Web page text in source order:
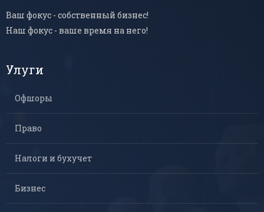
Ваш фокус - собственный бизнес!
Наш фокус - ваше время на него!
Улуги
Офшоры
Право
Налоги и бухучет
Бизнес